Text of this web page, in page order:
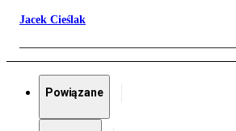
Jacek Cieślak
Powiązane